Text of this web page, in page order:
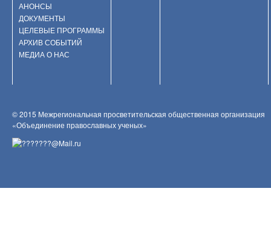
АНОНСЫ
ДОКУМЕНТЫ
ЦЕЛЕВЫЕ ПРОГРАММЫ
АРХИВ СОБЫТИЙ
МЕДИА О НАС
© 2015 Межрегиональная просветительская общественная организация
«Объединение православных ученых»